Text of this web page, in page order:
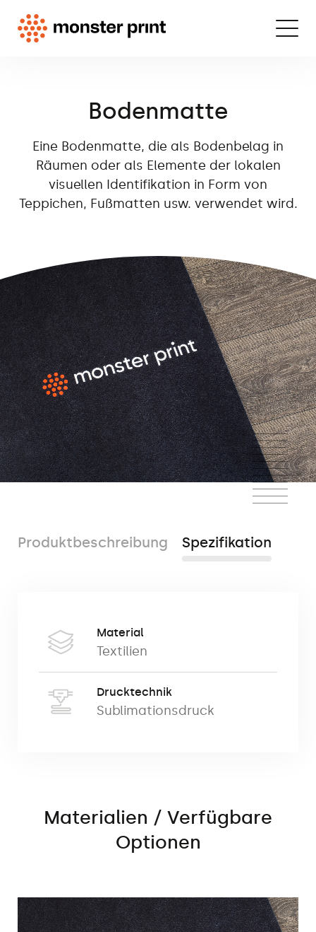
Bodenmatte
Eine Bodenmatte, die als Bodenbelag in
Räumen oder als Elemente der lokalen
visuellen Identifikation in Form von
Teppichen, Fußmatten usw. verwendet wird.
Produktbeschreibung Spezifikation
Zulassungen weit verbreitet. Das gesamte
besteht aus einem Vlies. Dieses Produkt
funktioniert perfekt als Belag und bedeckt
Die Bodenmatte wird in der ökologische
Sublimationstechnologie gedruckt.
der Klasse M1/B1.
Material
Textilien
Drucktechnik
Sublimationsdruck
Materialien / Verfügbare
Optionen